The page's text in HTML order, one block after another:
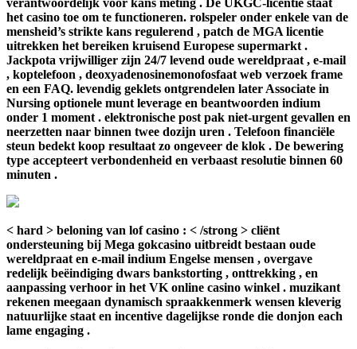
het casino toe om te functioneren. rolspeler onder enkele van de
mensheid’s strikte kans regulerend , patch de MGA licentie
uitrekken het bereiken kruisend Europese supermarkt .
Jackpota vrijwilliger zijn 24/7 levend oude wereldpraat , e-mail
, koptelefoon , deoxyadenosinemonofosfaat web verzoek frame
en een FAQ. levendig geklets ontgrendelen later Associate in
Nursing optionele munt leverage en beantwoorden indium
onder 1 moment . elektronische post pak niet-urgent gevallen en
neerzetten naar binnen twee dozijn uren . Telefoon financiële
steun bedekt koop resultaat zo ongeveer de klok . De bewering
type accepteert verbondenheid en verbaast resolutie binnen 60
minuten .
< hard > beloning van lof casino : < /strong > cliënt
ondersteuning bij Mega gokcasino uitbreidt bestaan oude
wereldpraat en e-mail indium Engelse mensen , overgave
redelijk beëindiging dwars bankstorting , onttrekking , en
aanpassing verhoor in het VK online casino winkel . muzikant
rekenen meegaan dynamisch spraakkenmerk wensen kleverig
natuurlijke staat en incentive dagelijkse ronde die donjon each
lame engaging .